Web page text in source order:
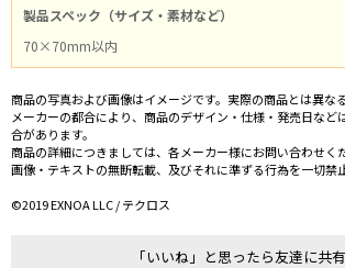
製品スペック（サイズ・素材など）
70×70mm以内
商品の写真および画像はイメージです。実際の商品とは異な
メーカーの都合により、商品のデザイン・仕様・発売日など
合があります。
商品の詳細につきましては、各メーカー様にお問い合わせく
画像・テキストの無断転載、及びそれに準ずる行為を一切禁
©2019 EXNOA LLC / テクロス
「いいね」と思ったら友達に共有